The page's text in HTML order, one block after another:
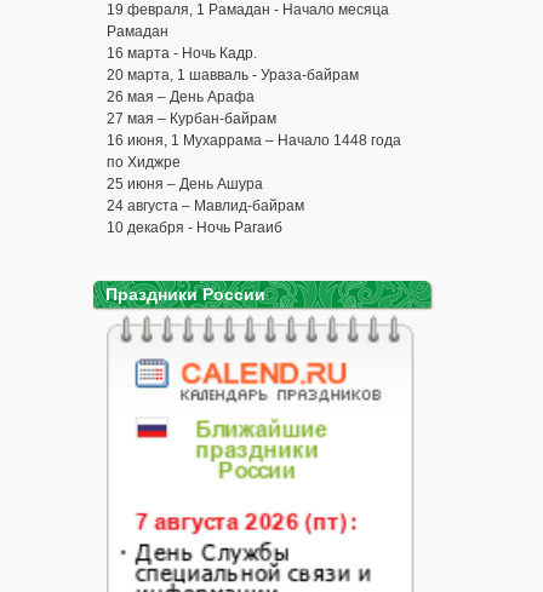
19 февраля, 1 Рамадан - Начало месяца
Рамадан
16 марта - Ночь Кадр.
20 марта, 1 шавваль - Ураза-байрам
26 мая – День Арафа
27 мая – Курбан-байрам
16 июня, 1 Мухаррама – Начало 1448 года
по Хиджре
25 июня – День Ашура
24 августа – Мавлид-байрам
10 декабря - Ночь Рагаиб
Праздники России